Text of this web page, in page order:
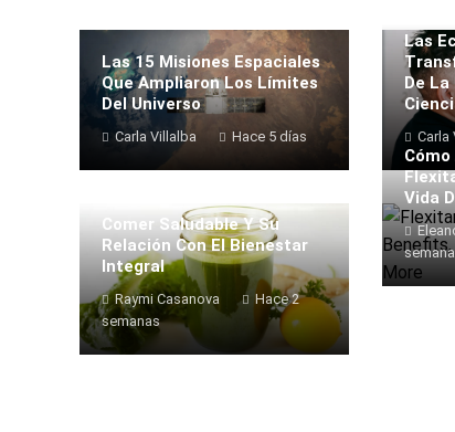
Las 15 Misiones Espaciales
Que Ampliaron Los Límites
Del Universo
Carla Villalba Hace 5 días
Las
De
Carla
Comer Saludable Y Su
Relación Con El Bienestar
Integral
Raymi Casanova
Hace 2
semanas
Vida